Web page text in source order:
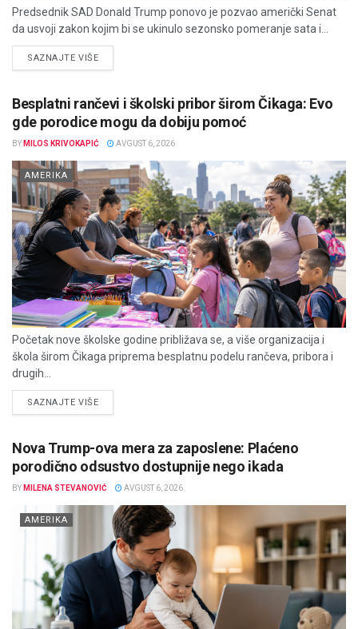
Predsednik SAD Donald Trump ponovo je pozvao američki Senat
da usvoji zakon kojim bi se ukinulo sezonsko pomeranje sata i...
SAZNAJTE VIŠEDETAILS
Besplatni rančevi i školski pribor širom Čikaga: Evo
gde porodice mogu da dobiju pomoć
BY MILOS KRIVOKAPIĆ AVGUST 6, 2026
AMERIKA
Početak nove školske godine približava se, a više organizacija i
škola širom Čikaga priprema besplatnu podelu rančeva, pribora i
drugih...
SAZNAJTE VIŠEDETAILS
Nova Trump-ova mera za zaposlene: Plaćeno
porodično odsustvo dostupnije nego ikada
BY MILENA STEVANOVIĆ AVGUST 6, 2026
AMERIKA